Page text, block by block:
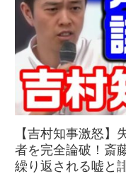
【吉村知事激怒】
者を完全論破！斎
繰り返される嘘と